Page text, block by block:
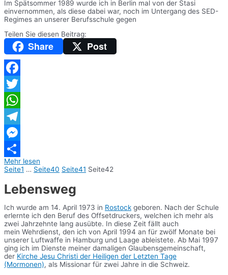
Im Spätsommer 1989 wurde ich in Berlin mal von der Stasi
einvernommen, als diese dabei war, noch im Untergang des SED-
Regimes an unserer Berufsschule gegen
Teilen Sie diesen Beitrag:
Share Post
Facebook
Twitter
WhatsApp
Telegram
Messenger
Teilen
Mehr lesen
Seite1 … Seite40 Seite41 Seite42
Lebensweg
Ich wurde am 14. April 1973 in Rostock geboren. Nach der Schule
erlernte ich den Beruf des Offsetdruckers, welchen ich mehr als
zwei Jahrzehnte lang ausübte. In diese Zeit fällt auch
mein Wehrdienst, den ich von April 1994 an für zwölf Monate bei
unserer Luftwaffe in Hamburg und Laage ableistete. Ab Mai 1997
ging ich im Dienste meiner damaligen Glaubensgemeinschaft,
der Kirche Jesu Christi der Heiligen der Letzten Tage
(Mormonen), als Missionar für zwei Jahre in die Schweiz.